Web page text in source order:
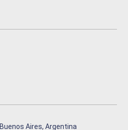
Aires, Argentina